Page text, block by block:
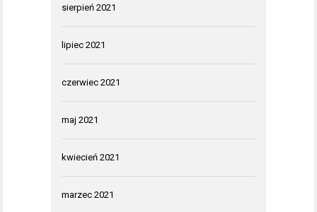
sierpień 2021
lipiec 2021
czerwiec 2021
maj 2021
kwiecień 2021
marzec 2021